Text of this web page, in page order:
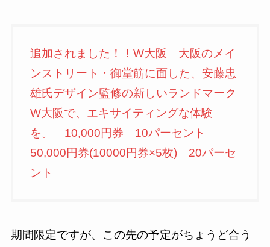
追加されました！！W大阪 大阪のメイ
ンストリート・御堂筋に面した、安藤忠
雄氏デザイン監修の新しいランドマーク
W大阪で、エキサイティングな体験
を。 10,000円券 10パーセント
50,000円券(10000円券×5枚) 20パーセ
ント
期間限定ですが、この先の予定がちょうど合う